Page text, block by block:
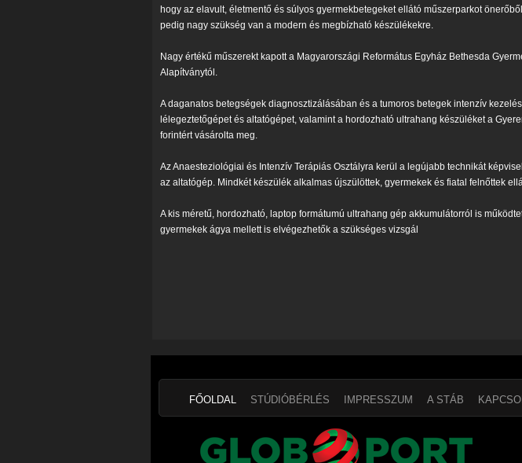
hogy az elavult, életmentő és súlyos gyermekbetegeket ellátó műszerparkot
pedig nagy szükség van a modern és megbízható készülékekre.
Nagy értékű műszerekt kapott a Magyarországi Református Egyház Bethesda
Alapítványtól.
A daganatos betegségek diagnosztizálásában és a tumoros betegek intenzív
lélegeztetőgépet és altatógépet, valamint a hordozható ultrahang készüléket a
forintért vásárolta meg.
Az Anaesteziológiai és Intenzív Terápiás Osztályra kerül a legújabb technikát
az altatógép. Mindkét készülék alkalmas újszülöttek, gyermekek és fiatal felnőttek
A kis méretű, hordozható, laptop formátumú ultrahang gép akkumulátorról is
gyermekek ágya mellett is elvégezhetők a szükséges vizsgál
FŐOLDAL STÚDIÓBÉRLÉS IMPRESSZUM A STÁB